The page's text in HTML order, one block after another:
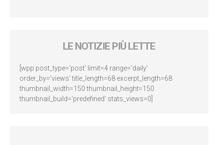
LE NOTIZIE PIÙ LETTE
[wpp post_type='post' limit=4 range='daily'
order_by='views' title_length=68 excerpt_length=68
thumbnail_width=150 thumbnail_height=150
thumbnail_build='predefined' stats_views=0]